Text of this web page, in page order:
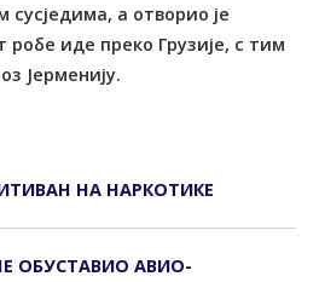
сусједима, а отворио је
иде преко Грузије, с тим
Јерменију.
НА НАРКОТИКЕ
ОБУСТАВИО АВИО-